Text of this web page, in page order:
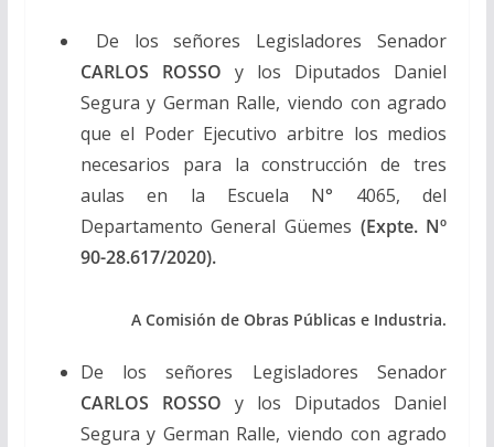
De los señores Legisladores Senador
CARLOS ROSSO y los Diputados Daniel
Segura y German Ralle, viendo con agrado
que el Poder Ejecutivo arbitre los medios
necesarios para la construcción de tres
aulas en la Escuela N° 4065, del
Departamento General Güemes (Expte. Nº
90-28.617/2020).
A Comisión de Obras Públicas e Industria.
De los señores Legisladores Senador
CARLOS ROSSO y los Diputados Daniel
Segura y German Ralle, viendo con agrado